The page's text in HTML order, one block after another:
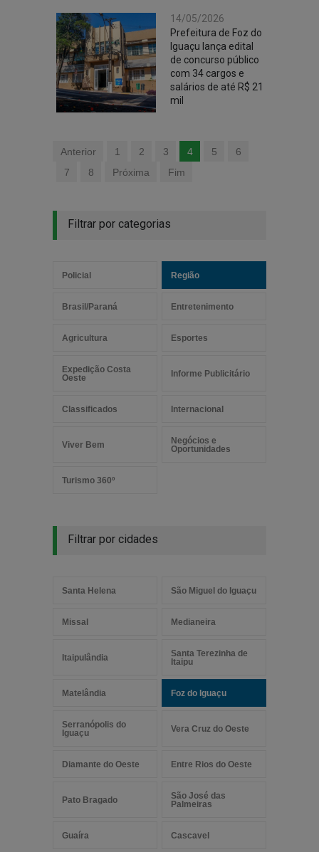
14/05/2026
Prefeitura de Foz do
Iguaçu lança edital
de concurso público
com 34 cargos e
salários de até R$ 21
mil
Anterior 1 2 3 4 5
6
7
8 Próxima Fim
Filtrar por categorias
Policial Região
Brasil/Paraná Entretenimento
Agricultura Esportes
Expedição Costa
Oeste
Informe Publicitário
Classificados Internacional
Viver Bem
Negócios e
Oportunidades
Turismo 360º
Filtrar por cidades
Santa Helena São Miguel do Iguaçu
Missal Medianeira
Itaipulândia
Santa Terezinha de
Itaipu
Matelândia Foz do Iguaçu
Serranópolis do
Iguaçu
Vera Cruz do Oeste
Diamante do Oeste Entre Rios do Oeste
Pato Bragado
São José das
Palmeiras
Guaíra Cascavel